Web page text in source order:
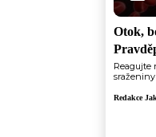
Otok,
Reagujte
Redakce